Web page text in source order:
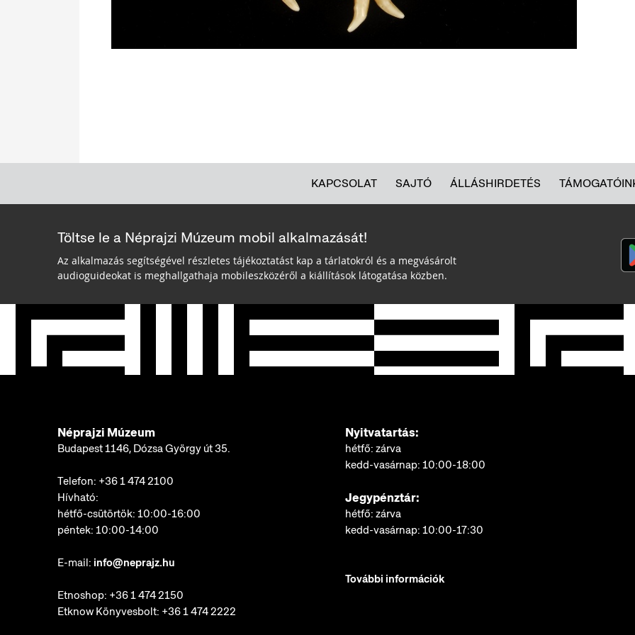
KAPCSOLAT SAJTÓ ÁLLÁSHIRDETÉS
Töltse le a Néprajzi Múzeum mobil alkalmazását!
Az alkalmazás segítségével részletes tájékoztatást kap a tárlatokról és a megvásárolt
audioguideokat is meghallgathaja mobileszközéről a kiállítások látogatása közben.
Néprajzi Múzeum
Budapest 1146, Dózsa György út 35.
Telefon: +36 1 474 2100
Hívható:
hétfő-csütörtök: 10:00-16:00
péntek: 10:00-14:00
E-mail: info@neprajz.hu
Etnoshop: +36 1 474 2150
Etknow Könyvesbolt: +36 1 474 2222
Nyitvatartás:
hétfő: zárva
kedd-vasárnap: 10:00-18:00
Jegypénztár:
hétfő: zárva
kedd-vasárnap: 10:00-17:30
További információk